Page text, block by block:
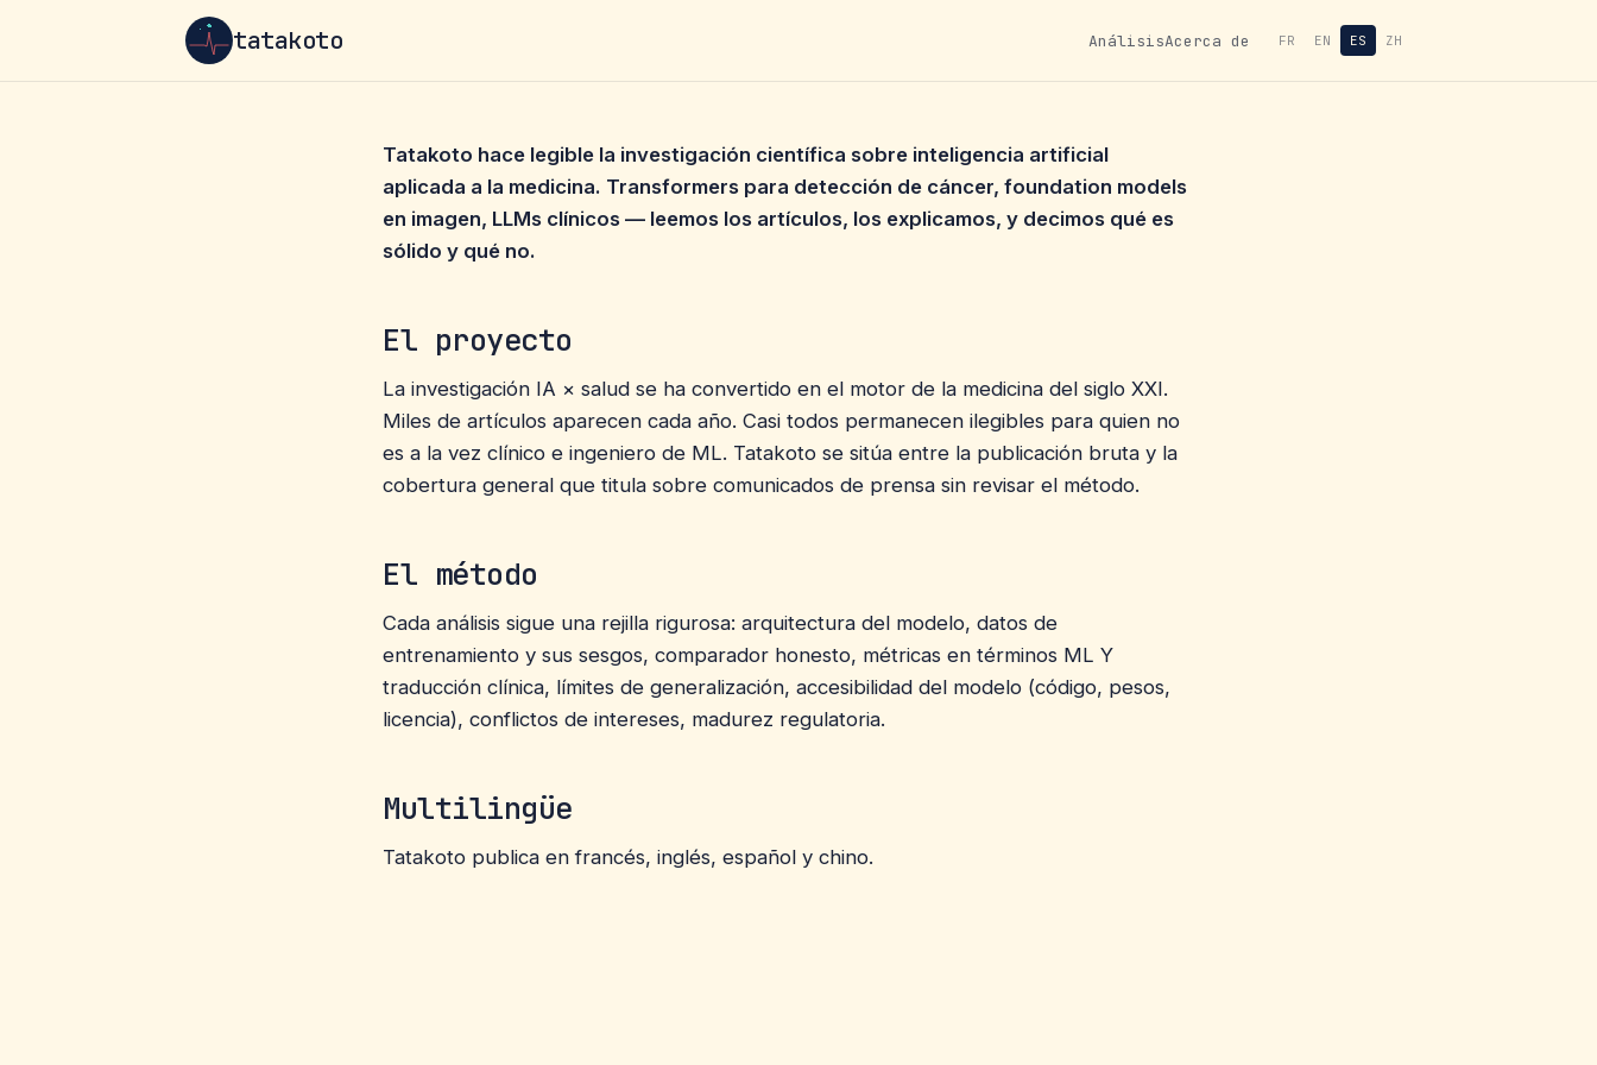
tatakoto AnálisisAcerca de FR EN ES ZH
Tatakoto hace legible la investigación científica sobre inteligencia artificial
aplicada a la medicina. Transformers para detección de cáncer, foundation models
en imagen, LLMs clínicos — leemos los artículos, los explicamos, y decimos qué es
sólido y qué no.
El proyecto
La investigación IA × salud se ha convertido en el motor de la medicina del siglo XXI.
Miles de artículos aparecen cada año. Casi todos permanecen ilegibles para quien no
es a la vez clínico e ingeniero de ML. Tatakoto se sitúa entre la publicación bruta y la
cobertura general que titula sobre comunicados de prensa sin revisar el método.
El método
Cada análisis sigue una rejilla rigurosa: arquitectura del modelo, datos de
entrenamiento y sus sesgos, comparador honesto, métricas en términos ML Y
traducción clínica, límites de generalización, accesibilidad del modelo (código, pesos,
licencia), conflictos de intereses, madurez regulatoria.
Multilingüe
Tatakoto publica en francés, inglés, español y chino.